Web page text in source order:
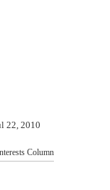
22, 2010
Column